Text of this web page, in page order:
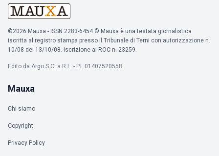
©2026 Mauxa - ISSN 2283-6454 © Mauxa è una testata giornalistica
iscritta al registro stampa presso il Tribunale di Terni con autorizzazione n.
10/08 del 13/10/08. Iscrizione al ROC n. 23259.
Edito da Argo S.C. a R.L. - P.I. 01407520558
Mauxa
Chi siamo
Copyright
Privacy Policy